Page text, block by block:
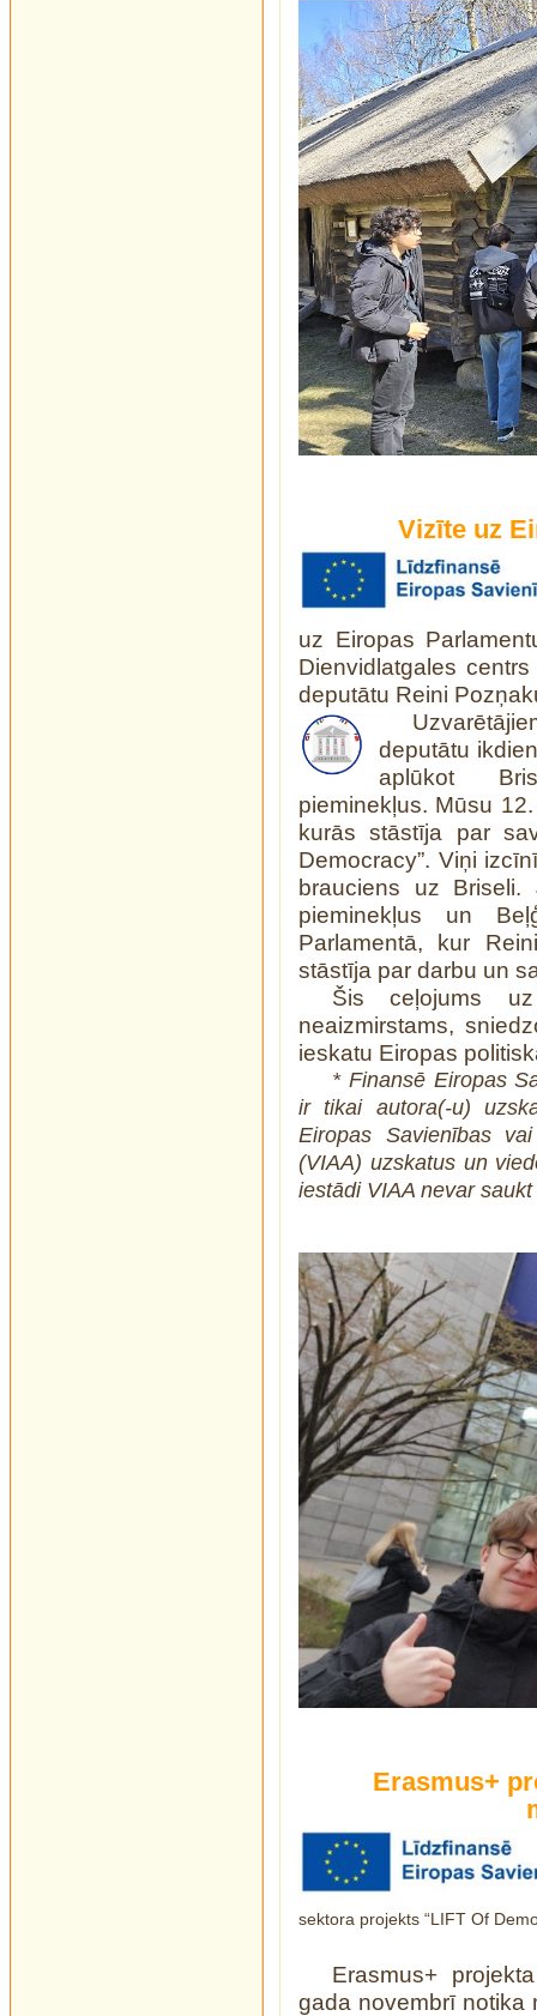
Vizīte uz
uz Eiropas
Dienvidlatgales
deputātu Reini
deputātu
aplūkot
pieminekļus. Mūsu
kurās stāstīja par
Democracy”. Viņi
brauciens uz Briseli.
pieminekļus un
Parlamentā, kur
stāstīja par darbu un
Šis ceļojums
neaizmirstams,
ieskatu Eiropas
* Finansē Eiropas
ir tikai autora(-u)
Eiropas Savienības
(VIAA) uzskatus un
iestādi VIAA nevar
Erasmus+
sektora projekts “LIFT Of
Erasmus+
gada novembrī notika